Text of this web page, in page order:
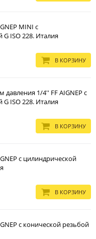
MINI с
ISO 228. Италия
В КОРЗИНУ
1/4'' FF AIGNEP с
ISO 228. Италия
В КОРЗИНУ
с цилиндрической
В КОРЗИНУ
c конической резьбой